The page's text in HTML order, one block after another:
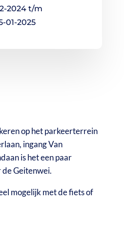
2024 t/m
01-2025
op het parkeerterrein
ingang Van
is het een paar
de Geitenwei.
mogelijk met de fiets of